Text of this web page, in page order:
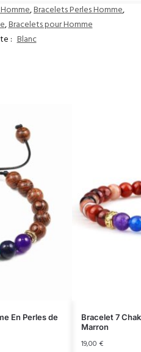
,Bracelets Perles Homme,
,Bracelets pour Homme
: Blanc
En Perles de
Bracelet 7
Marron
19,00 €